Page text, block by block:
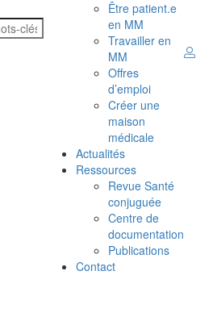
Être patient.e
en MM
Travailler en
MM
Offres
d’emploi
Créer une
maison
médicale
Actualités
Ressources
Revue Santé
conjuguée
Centre de
documentation
Publications
Contact